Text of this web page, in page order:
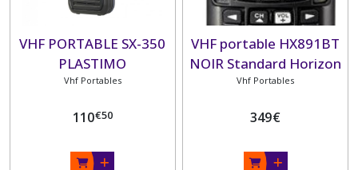
VHF PORTABLE SX-350
PLASTIMO
Vhf Portables
110€50
VHF portable HX891BT
NOIR Standard Horizon
GPS- ATIS
Vhf Portables
349€